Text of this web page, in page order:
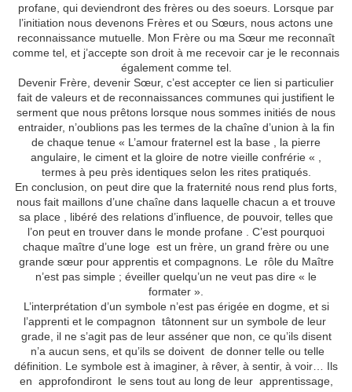
profane, qui deviendront des frères ou des soeurs. Lorsque par
l’initiation nous devenons Frères et ou Sœurs, nous actons une
reconnaissance mutuelle. Mon Frère ou ma Sœur me reconnaît
comme tel, et j’accepte son droit à me recevoir car je le reconnais
également comme tel.
Devenir Frère, devenir Sœur, c’est accepter ce lien si particulier
fait de valeurs et de reconnaissances communes qui justifient le
serment que nous prêtons lorsque nous sommes initiés de nous
entraider, n’oublions pas les termes de la chaîne d’union à la fin
de chaque tenue « L’amour fraternel est la base , la pierre
angulaire, le ciment et la gloire de notre vieille confrérie « ,
termes à peu près identiques selon les rites pratiqués.
En conclusion, on peut dire que la fraternité nous rend plus forts,
nous fait maillons d’une chaîne dans laquelle chacun a et trouve
sa place , libéré des relations d’influence, de pouvoir, telles que
l’on peut en trouver dans le monde profane . C’est pourquoi
chaque maître d’une loge est un frère, un grand frère ou une
grande sœur pour apprentis et compagnons. Le rôle du Maître
n’est pas simple ; éveiller quelqu’un ne veut pas dire « le
formater ».
L’interprétation d’un symbole n’est pas érigée en dogme, et si
l’apprenti et le compagnon tâtonnent sur un symbole de leur
grade, il ne s’agit pas de leur asséner que non, ce qu’ils disent
n’a aucun sens, et qu’ils se doivent de donner telle ou telle
définition. Le symbole est à imaginer, à rêver, à sentir, à voir… Ils
en approfondiront le sens tout au long de leur apprentissage,